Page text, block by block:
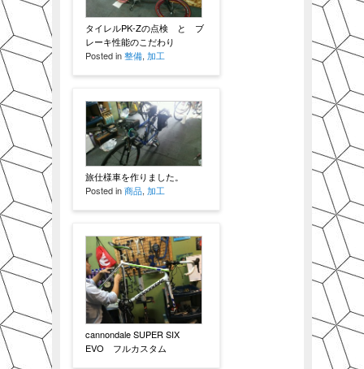
タイレルPK-Zの点検 と ブ
レーキ性能のこだわり
Posted in整備, 加工
旅仕様車を作りました。
Posted in商品, 加工
cannondale SUPER SIX
EVO フルカスタム